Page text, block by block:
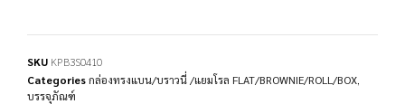
SKU KPB3S0410
Categoriesกล่องทรงแบน/บราวนี่ /แยมโรล FLAT/BROWNIE/ROLL/BOX
บรรจุภัณฑ์